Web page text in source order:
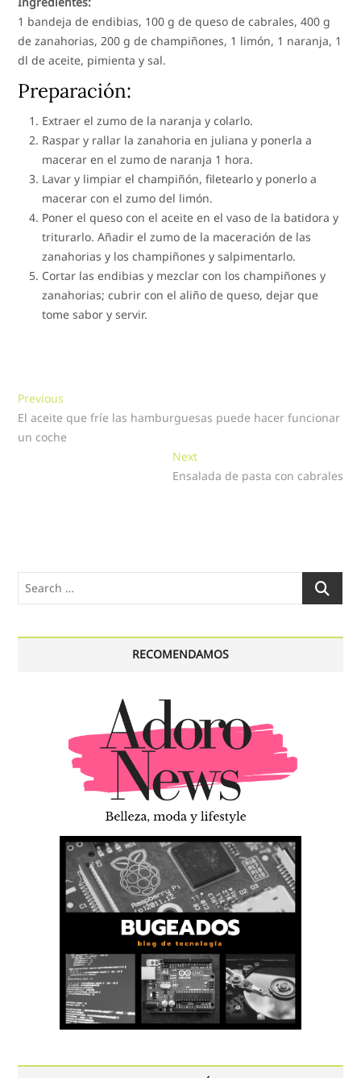
1 bandeja de endibias, 100 g de queso de cabrales, 400 g
de zanahorias, 200 g de champiñones, 1 limón, 1 naranja, 1
dl de aceite, pimienta y sal.
Preparación:
Extraer el zumo de la naranja y colarlo.
Raspar y rallar la zanahoria en juliana y ponerla a
macerar en el zumo de naranja 1 hora.
Lavar y limpiar el champiñón, filetearlo y ponerlo a
macerar con el zumo del limón.
Poner el queso con el aceite en el vaso de la batidora y
triturarlo. Añadir el zumo de la maceración de las
zanahorias y los champiñones y salpimentarlo.
Cortar las endibias y mezclar con los champiñones y
zanahorias; cubrir con el aliño de queso, dejar que
tome sabor y servir.
Navegación
de
Previous
post:
El aceite que fríe las hamburguesas puede hacer funcionar
un coche
NextNext
post:
Ensalada de pasta con cabrales
Search
RECOMENDAMOS